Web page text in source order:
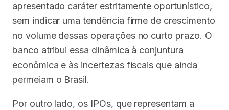
apresentado caráter estritamente oportunístico,
sem indicar uma tendência firme de crescimento
no volume dessas operações no curto prazo. O
banco atribui essa dinâmica à conjuntura
econômica e às incertezas fiscais que ainda
permeiam o Brasil.
Por outro lado, os IPOs, que representam a